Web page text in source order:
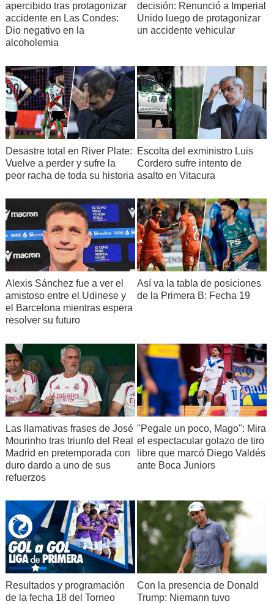
apercibido tras protagonizar
accidente en Las Condes:
Dio negativo en la
alcoholemia
decisión: Renunció a Imperial
Unido luego de protagonizar
un accidente vehicular
Desastre total en River Plate:
Vuelve a perder y sufre la
peor racha de toda su historia
Escolta del exministro Luis
Cordero sufre intento de
asalto en Vitacura
Alexis Sánchez fue a ver el
amistoso entre el Udinese y
el Barcelona mientras espera
resolver su futuro
Así va la tabla de posiciones
de la Primera B: Fecha 19
Las llamativas frases de José
Mourinho tras triunfo del Real
Madrid en pretemporada con
duro dardo a uno de sus
refuerzos
"Pegale un poco, Mago": Mira
el espectacular golazo de tiro
libre que marcó Diego Valdés
ante Boca Juniors
Resultados y programación
de la fecha 18 del Torneo
Con la presencia de Donald
Trump: Niemann tuvo